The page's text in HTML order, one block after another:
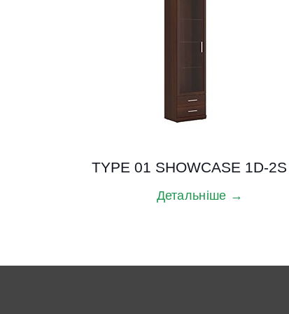
TYPE 01 SHOWCASE 1D-2S
Детальніше →